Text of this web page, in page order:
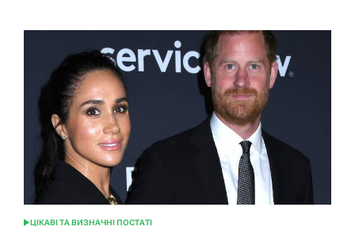
ОПУБЛІКУВАТИ
ЦІКАВІ ТА ВИЗНАЧНІ ПОСТАТІ